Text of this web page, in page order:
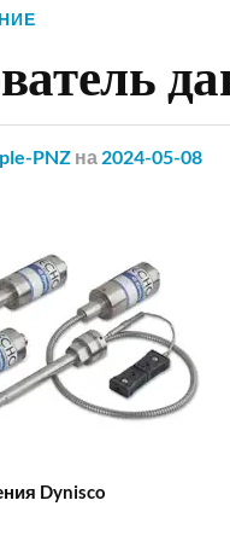
PNZ на 2024-05-08
Dynisco